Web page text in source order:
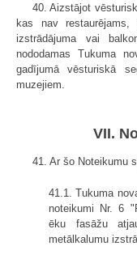
40. Aizstājot
kas nav restaurējams,
izstrādājuma vai
nododamas Tukuma
gadījumā vēsturiskā
muzejiem.
VII.
41. Ar šo Noteikumu
41.1. Tukuma
noteikumi Nr. 6
ēku fasāžu
metālkalumu